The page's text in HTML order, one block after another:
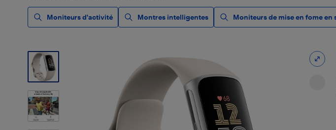
Moniteurs d'activité Montres intelligentes Moniteurs de mise en fome en